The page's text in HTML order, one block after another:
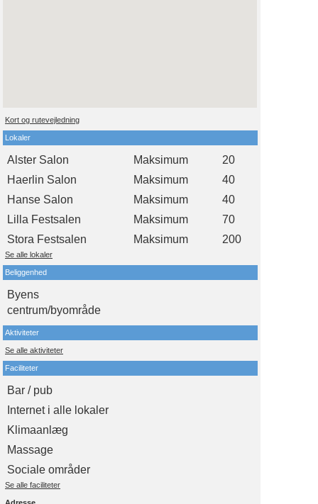
Kort og rutevejledning
Lokaler
Alster Salon Maksimum
20
Haerlin Salon
Maksimum
40
Hanse Salon
Maksimum
40
Lilla Festsalen
Maksimum
70
Stora Festsalen
Maksimum 200
Se alle lokaler
Beliggenhed
Byens
centrum/byområde
Aktiviteter
Se alle aktiviteter
Faciliteter
Bar / pub
Internet i alle lokaler
Klimaanlæg
Massage
Sociale områder
Se alle faciliteter